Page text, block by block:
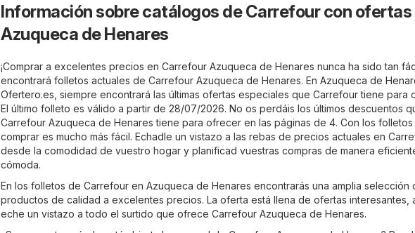
Información sobre catálogos de Carrefour con ofertas
Azuqueca de Henares
¡Comprar a excelentes precios en Carrefour Azuqueca de Henares nunca ha sido tan
encontrará folletos actuales de Carrefour Azuqueca de Henares. En Azuqueca de
Ofertero.es , siempre encontrará las últimas ofertas especiales que Carrefour tiene para
El último folleto es válido a partir de 28/07/2026. No os perdáis los últimos descuentos
Carrefour Azuqueca de Henares tiene para ofrecer en las páginas de 4. Con los folletos
comprar es mucho más fácil. Echadle un vistazo a las rebas de precios actuales en
desde la comodidad de vuestro hogar y planificad vuestras compras de manera
cómoda.
En los folletos de Carrefour en Azuqueca de Henares encontrarás una amplia selección
productos de calidad a excelentes precios. La oferta está llena de ofertas interesantes,
eche un vistazo a todo el surtido que ofrece Carrefour Azuqueca de Henares.